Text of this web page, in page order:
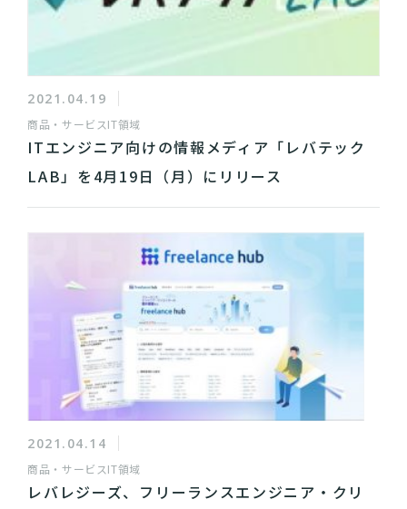
2021.04.19
商品・サービスIT領域
ITエンジニア向けの情報メディア「レバテック
LAB」を4月19日（月）にリリース
2021.04.14
商品・サービスIT領域
レバレジーズ、フリーランスエンジニア・クリ